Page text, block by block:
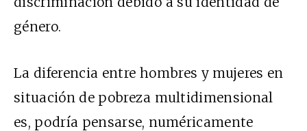
género.
La diferencia entre hombres y mujeres en
situación de pobreza multidimensional
es, podría pensarse, numéricamente